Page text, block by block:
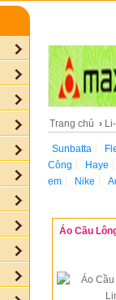
Trang chủ ›
Sunbatta
Công
Haye
em
Nike
Áo Cầu